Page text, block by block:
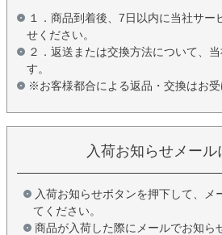
１．商品到着後、7日以内に当社サー
せください。
２．返送または交換方法について、
す。
※お客様都合による返品・交換はお
入荷お知らせメール
入荷お知らせボタンを押下して、メ
てください。
商品が入荷した際にメールでお知ら